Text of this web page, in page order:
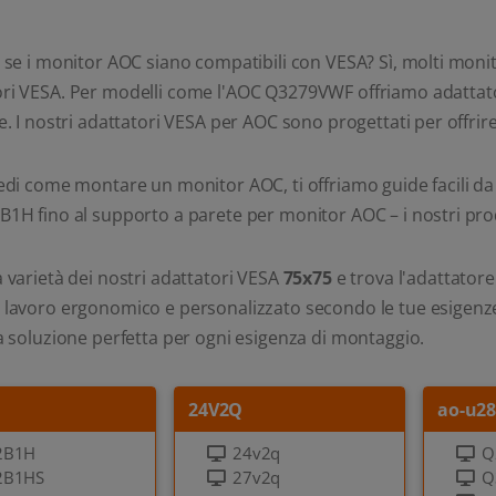
i monitor AOC siano compatibili con VESA? Sì, molti
VESA. Per modelli come l'AOC Q3279VWF offriamo
I nostri adattatori VESA per AOC sono progettati per
come montare un monitor AOC, ti offriamo guide facili
fino al supporto a parete per monitor AOC – i nostri
varietà dei nostri adattatori VESA75x75e trova
ergonomico e personalizzato secondo le tue
soluzione perfetta per ogni esigenza di montaggio.
24V2Q
24v2q
27v2q
ao-